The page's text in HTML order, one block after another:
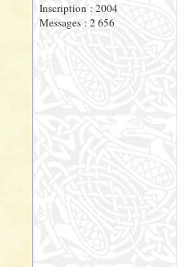
Inscription : 2004
Messages : 2 656